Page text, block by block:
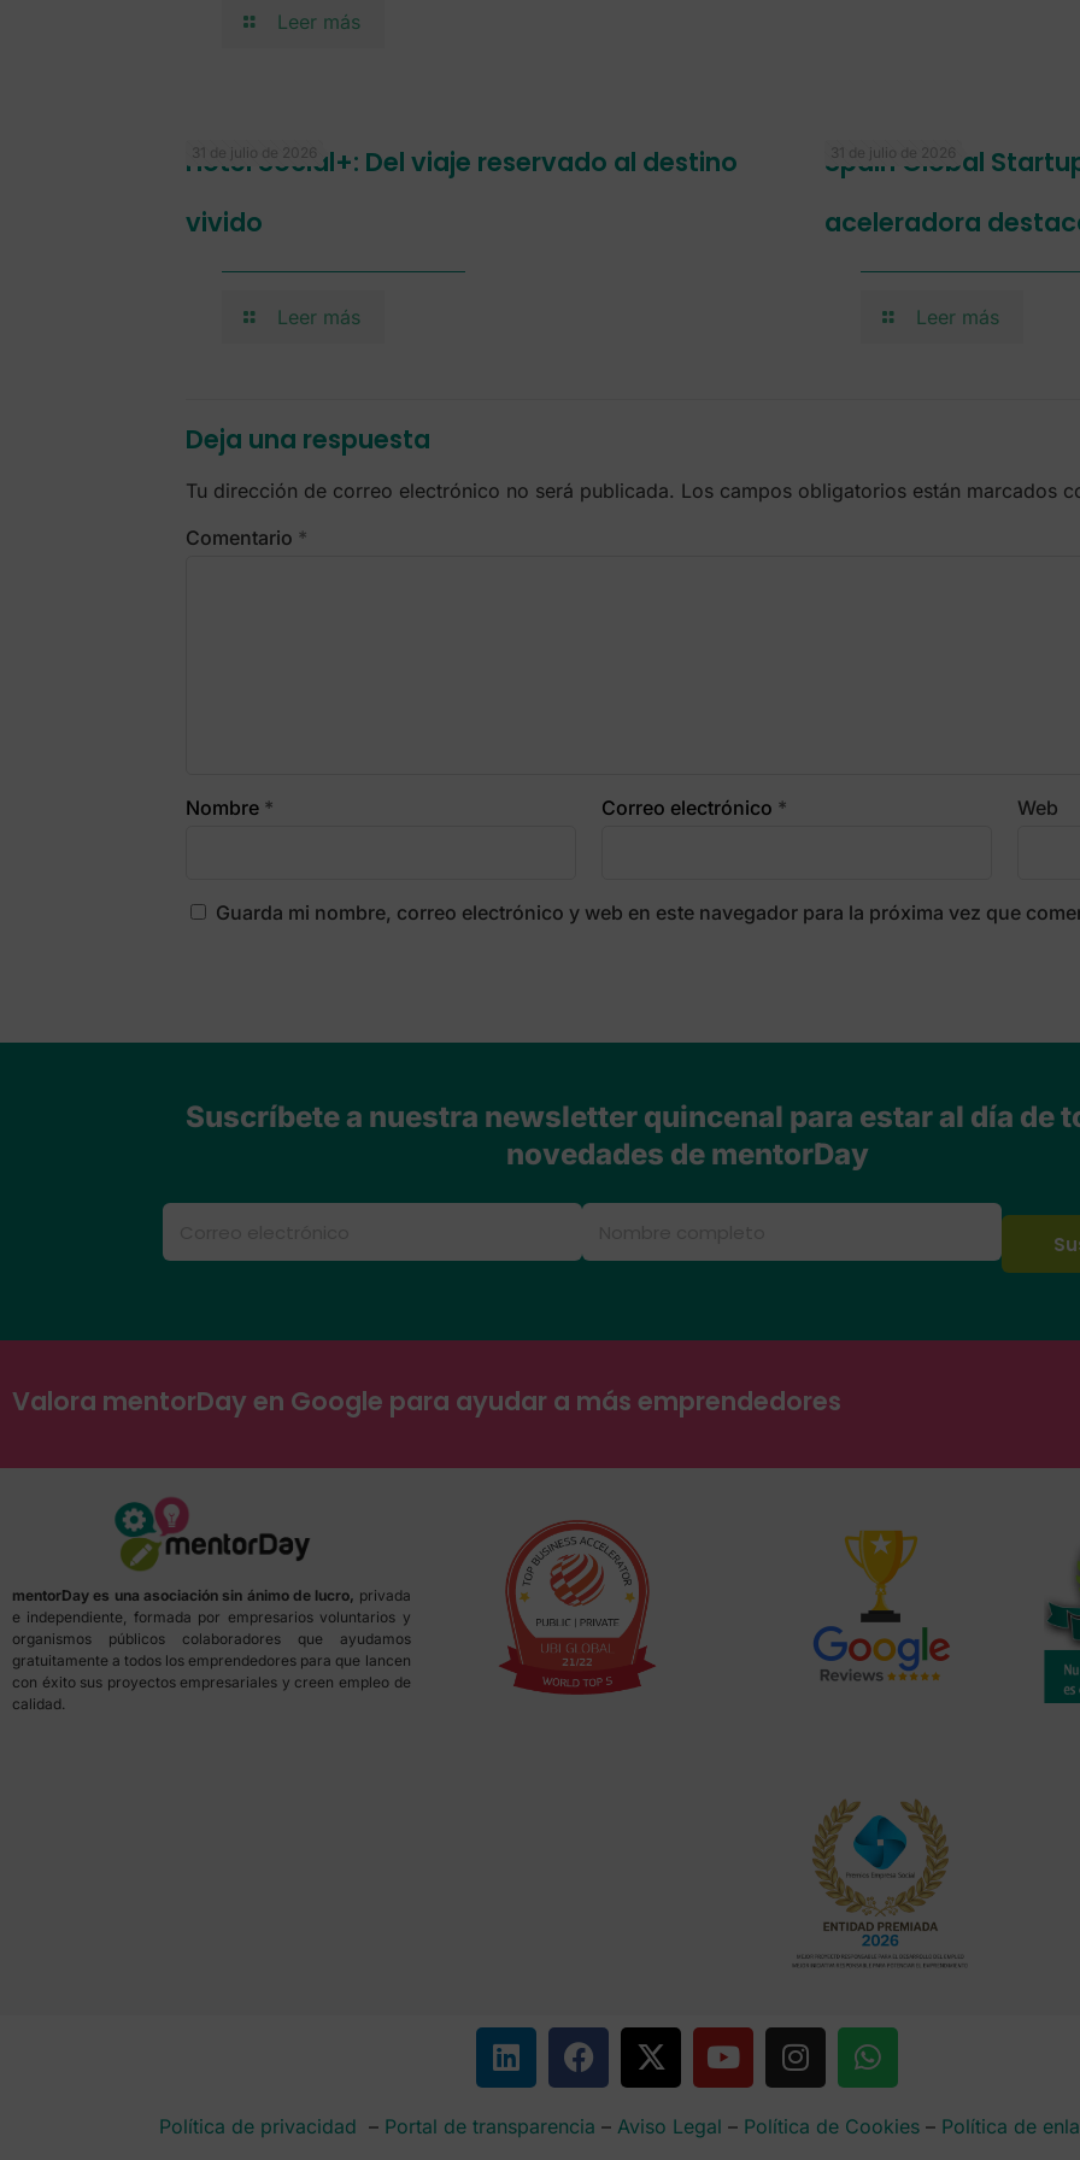
Leer más
31 de julio de 2026
Hotel Social+: Del viaje reservado al destino
vivido
Leer más
31 de julio de 2026
Spain Global
aceleradora
Leer más
Deja una respuesta
Tu dirección de correo electrónico no será publicada. Los campos obligatorios están marcados
Comentario *
Nombre * Correo electrónico * Web
Guarda mi nombre, correo electrónico y web en este navegador para la próxima vez que
Suscríbete a nuestra newsletter quincenal para estar al día de
novedades de mentorDay
Valora mentorDay en Google para ayudar a más emprendedores
mentorDay es una asociación sin ánimo de lucro, privada
e independiente, formada por empresarios voluntarios y
organismos públicos colaboradores que ayudamos
gratuitamente a todos los emprendedores para que lancen
con éxito sus proyectos empresariales y creen empleo de
calidad.
Política de privacidad – Portal de transparencia – Aviso Legal – Política de Cookies– Política de